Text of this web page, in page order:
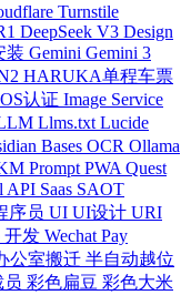
Turnstile
DeepSeek V3 Design
装 Gemini Gemini 3
HARUKA单程车票
认证 Image Service
Llms.txt Lucide
Bases OCR Ollama
Prompt PWA Quest
API Saas SAOT
序员 UI UI设计 URI
开发 Wechat Pay
公室搬迁 半自动越位
员 彩色扁豆 彩色大米